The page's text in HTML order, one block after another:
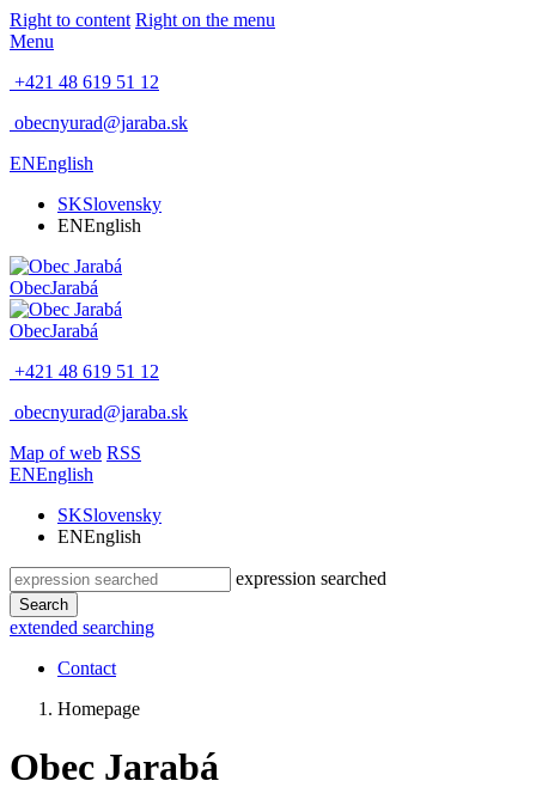
Right to content Right on the menu
Menu
+421 48 619 51 12
obecnyurad@jaraba.sk
ENEnglish
SKSlovensky
ENEnglish
ObecJarabá
ObecJarabá
+421 48 619 51 12
obecnyurad@jaraba.sk
Map of web RSS
ENEnglish
SKSlovensky
ENEnglish
expression searched
Search
extended searching
Contact
Homepage
Obec Jarabá